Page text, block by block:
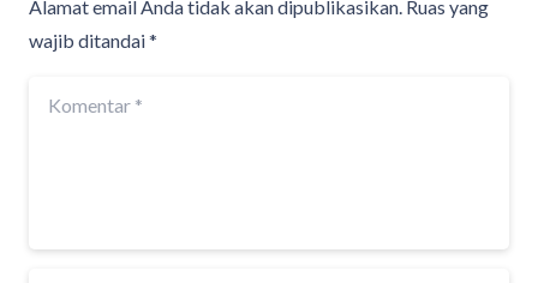
Alamat email Anda tidak akan dipublikasikan. Ruas yang
wajib ditandai*